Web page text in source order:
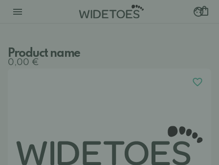
Product name
0,00 €